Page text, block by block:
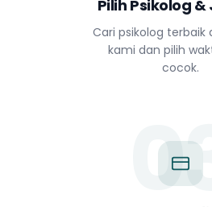
Pilih Psikolog
Cari psikolog terbaik
kami dan pilih
cocok.
03